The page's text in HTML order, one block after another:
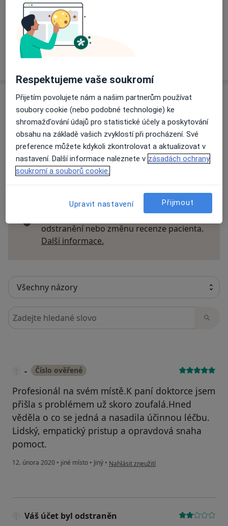
Dostupnost
Na této adrese online kalendář není aktivní
Co mám v takové situaci udělat?
Názory
Přidejte svůj názor
22 názorů
Recenze pacientů jsou pro nás důležité.
Specialisté nemají možnost zaplatit za
odstranění nebo změnu recenze pacienta.
Další informace.
Hledejte v názorech
- Číslo ověřené
Profesionál na svém místě.K paní doktorce jsem
přišla s problémem už skoro zoufalá.Hned
věděla o co se jedná a nasadila účinnou léčbu.
Lidský, empatický pristup a opravdová snaha
pomoct.
12. února 2020 • jiné místo • Jiný • podle názoru uživatele -
Nahlásit zneužití
Váš účet byl odstraněn
Respektujeme vaše soukromí
Přijetím povolujete nám a našim partnerům používat
soubory cookie (nebo podobné technologie) ke
shromažďování údajů pro statistické účely a poskytování
obsahu na základě vašich zvyklostí při procházení. Své
preference můžete kdykoli zkontrolovat a aktualizovat v
nastavení. Další informace naleznete v zásadách ochrany
soukromí a souborů cookie.
Upravit nastavení Přijmout